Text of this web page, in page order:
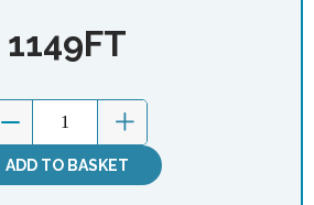
1149FT
ADD TO BASKET